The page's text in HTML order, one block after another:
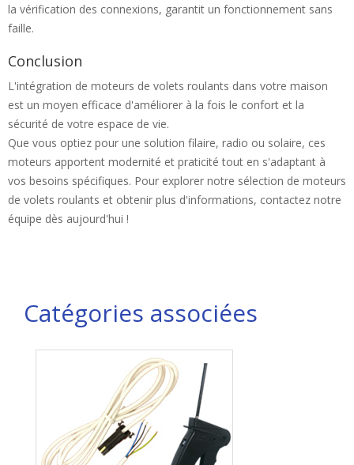
la vérification des connexions, garantit un fonctionnement sans
faille.
Conclusion
L'intégration de moteurs de volets roulants dans votre maison
est un moyen efficace d'améliorer à la fois le confort et la
sécurité de votre espace de vie.
Que vous optiez pour une solution filaire, radio ou solaire, ces
moteurs apportent modernité et praticité tout en s'adaptant à
vos besoins spécifiques. Pour explorer notre sélection de moteurs
de volets roulants et obtenir plus d'informations, contactez notre
équipe dès aujourd'hui !
Catégories associées